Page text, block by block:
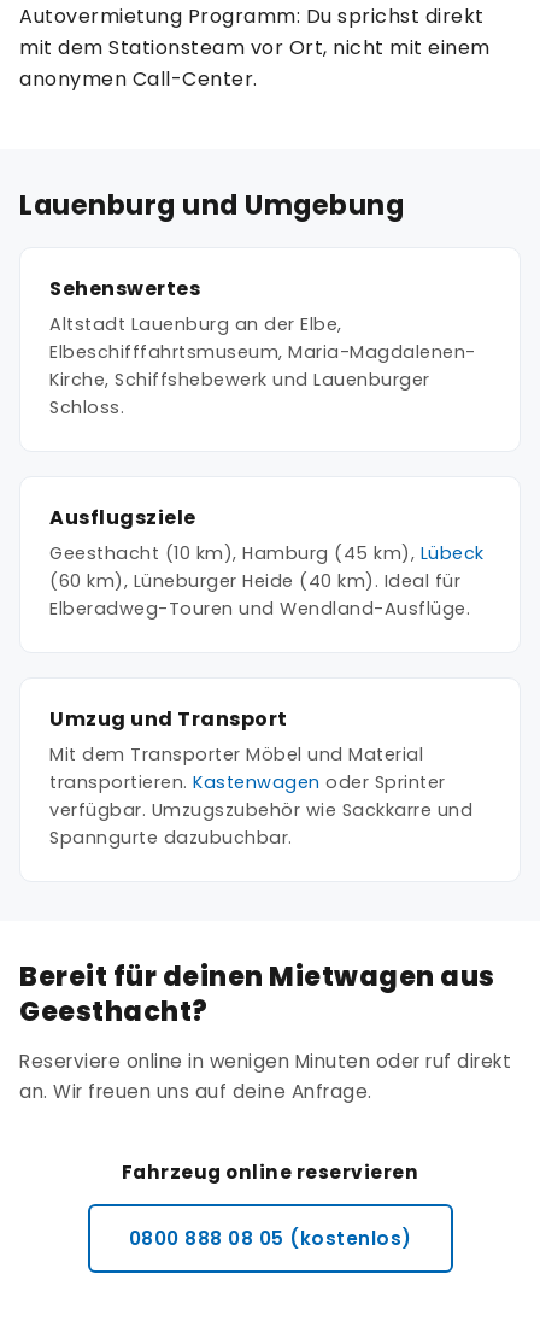
Autovermietung Programm: Du sprichst direkt
mit dem Stationsteam vor Ort, nicht mit einem
anonymen Call-Center.
Lauenburg und Umgebung
Sehenswertes
Altstadt Lauenburg an der Elbe,
Elbeschifffahrtsmuseum, Maria-Magdalenen-
Kirche, Schiffshebewerk und Lauenburger
Schloss.
Ausflugsziele
Geesthacht (10 km), Hamburg (45 km), Lübeck
(60 km), Lüneburger Heide (40 km). Ideal für
Elberadweg-Touren und Wendland-Ausflüge.
Umzug und Transport
Mit dem Transporter Möbel und Material
transportieren. Kastenwagen oder Sprinter
verfügbar. Umzugszubehör wie Sackkarre und
Spanngurte dazubuchbar.
Bereit für deinen Mietwagen aus
Geesthacht?
Reserviere online in wenigen Minuten oder ruf direkt
an. Wir freuen uns auf deine Anfrage.
Fahrzeug online reservieren
0800 888 08 05 (kostenlos)